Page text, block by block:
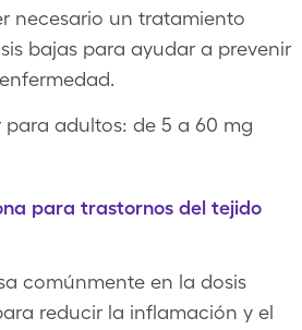
necesario un tratamiento
bajas para ayudar a prevenir
para adultos: de 5 a 60 mg
para trastornos del tejido
comúnmente en la dosis
reducir la inflamación y el